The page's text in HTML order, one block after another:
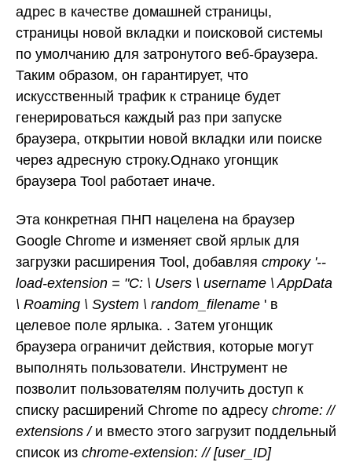
адрес в качестве домашней страницы,
страницы новой вкладки и поисковой системы
по умолчанию для затронутого веб-браузера.
Таким образом, он гарантирует, что
искусственный трафик к странице будет
генерироваться каждый раз при запуске
браузера, открытии новой вкладки или поиске
через адресную строку.Однако угонщик
браузера Tool работает иначе.
Эта конкретная ПНП нацелена на браузер
Google Chrome и изменяет свой ярлык для
загрузки расширения Tool, добавляя строку '--
load-extension = "C: \ Users \ username \ AppData
\ Roaming \ System \ random_filename ' в
целевое поле ярлыка. . Затем угонщик
браузера ограничит действия, которые могут
выполнять пользователи. Инструмент не
позволит пользователям получить доступ к
списку расширений Chrome по адресу chrome: //
extensions /и вместо этого загрузит поддельный
список из chrome-extension: // [user_ID]